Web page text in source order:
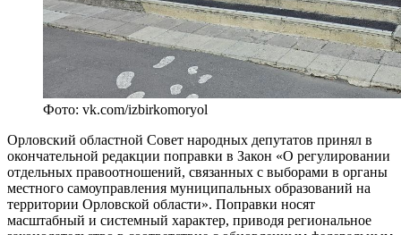
Фото: vk.com/izbirkomoryol
Орловский областной Совет народных депутатов принял в
окончательной редакции поправки в Закон «О регулировании
отдельных правоотношений, связанных с выборами в органы
местного самоуправления муниципальных образований на
территории Орловской области». Поправки носят
масштабный и системный характер, приводя региональное